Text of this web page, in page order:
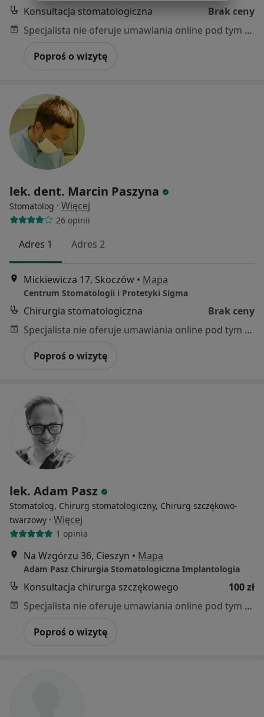
Konsultacja stomatologiczna
Brak ceny
Specjalista nie oferuje umawiania online pod tym adresem.
Poproś o wizytę
lek. dent. Marcin Paszyna
Stomatolog · Więcej
26 opinii
Adres 1 Adres 2
Mickiewicza 17, Skoczów • Mapa
Centrum Stomatologii i Protetyki Sigma
Chirurgia stomatologiczna
Brak ceny
Specjalista nie oferuje umawiania online pod tym adresem.
Poproś o wizytę
lek. Adam Pasz
Stomatolog, Chirurg stomatologiczny, Chirurg szczękowo-
twarzowy · Więcej
1 opinia
Na Wzgórzu 36, Cieszyn • Mapa
Adam Pasz Chirurgia Stomatologiczna Implantologia
Konsultacja chirurga szczękowego
100 zł
Specjalista nie oferuje umawiania online pod tym adresem.
Poproś o wizytę